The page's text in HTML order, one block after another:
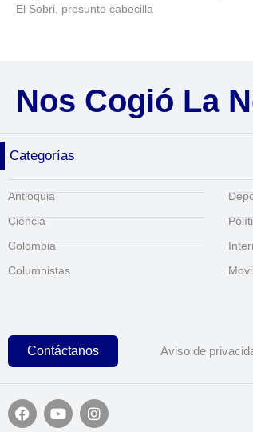
El Sobri, presunto cabecilla
Nos Cogió La
Categorías
Antioquia
Ciencia
Colombia
Columnistas
Contáctanos Aviso de